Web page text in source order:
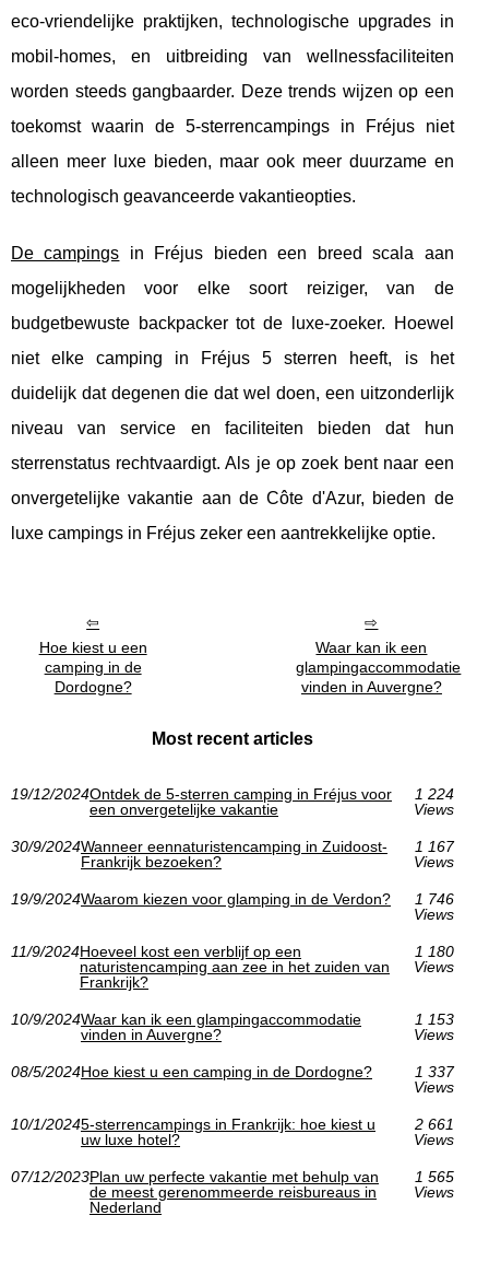
eco-vriendelijke praktijken, technologische upgrades in
mobil-homes, en uitbreiding van wellnessfaciliteiten
worden steeds gangbaarder. Deze trends wijzen op een
toekomst waarin de 5-sterrencampings in Fréjus niet
alleen meer luxe bieden, maar ook meer duurzame en
technologisch geavanceerde vakantieopties.
De campings in Fréjus bieden een breed scala aan
mogelijkheden voor elke soort reiziger, van de
budgetbewuste backpacker tot de luxe-zoeker. Hoewel
niet elke camping in Fréjus 5 sterren heeft, is het
duidelijk dat degenen die dat wel doen, een uitzonderlijk
niveau van service en faciliteiten bieden dat hun
sterrenstatus rechtvaardigt. Als je op zoek bent naar een
onvergetelijke vakantie aan de Côte d'Azur, bieden de
luxe campings in Fréjus zeker een aantrekkelijke optie.
Hoe kiest u een
camping in de
Dordogne?
Waar kan ik een
glampingaccommodatie
vinden in Auvergne?
Most recent articles
19/12/2024Ontdek de 5-sterren camping in Fréjus voor
een onvergetelijke vakantie
1 224
Views
30/9/2024Wanneer eennaturistencamping in Zuidoost-
Frankrijk bezoeken?
1 167
Views
19/9/2024Waarom kiezen voor glamping in de Verdon?
1 746
Views
11/9/2024Hoeveel kost een verblijf op een
naturistencamping aan zee in het zuiden van
Frankrijk?
1 180
Views
10/9/2024Waar kan ik een glampingaccommodatie
vinden in Auvergne?
1 153
Views
08/5/2024Hoe kiest u een camping in de Dordogne?
1 337
Views
10/1/20245-sterrencampings in Frankrijk: hoe kiest u
uw luxe hotel?
2 661
Views
07/12/2023Plan uw perfecte vakantie met behulp van
de meest gerenommeerde reisbureaus in
Nederland
1 565
Views